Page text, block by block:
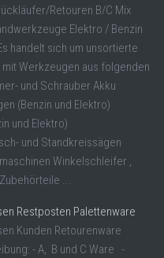
Retouren B/C Mix
Elektro / Benzin
handelt sich um unsortierte
mit Werkzeugen aus folgenden
und Schrauber Akku
(Benzin und Elektro)
und Elektro)
und Standkreissägen
Winkelschleifer ,
...
Restposten Palettenware
Kunden Retourenware
- A, B und C Ware -